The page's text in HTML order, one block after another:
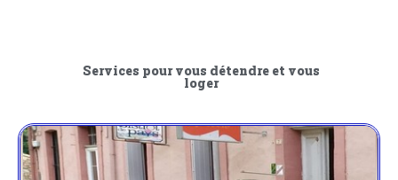
Services pour vous détendre et vous
loger